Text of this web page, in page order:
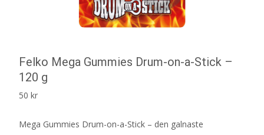
Felko Mega Gummies Drum-on-a-Stick –
120 g
50 kr
Mega Gummies Drum-on-a-Stick – den galnaste